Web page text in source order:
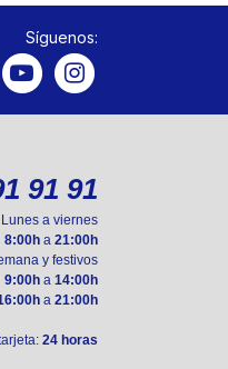
Síguenos:
91 91
Lunes a viernes
8:00h a 21:00h
y festivos
9:00h a 14:00h
a 21:00h
24 horas